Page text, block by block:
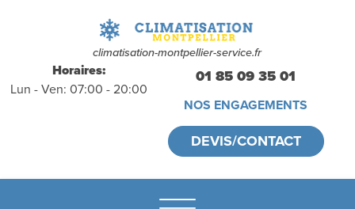
climatisation-montpellier-service.fr
Horaires:
Lun - Ven: 07:00 - 20:00
01 85 09 35 01
NOS ENGAGEMENTS
DEVIS/CONTACT
déplacements
gratuitssans
engagement
appelez-nous :
01.85.09.35.01